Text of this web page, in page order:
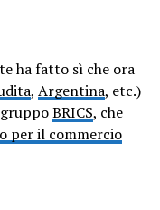
ha fatto sì che ora
, Argentina, etc.)
BRICS, che
per il commercio